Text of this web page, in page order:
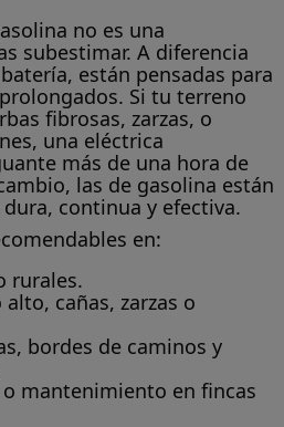
no es una
subestimar. A diferencia
están pensadas para
Si tu terreno
fibrosas, zarzas, o
una eléctrica
más de una hora de
las de gasolina están
continua y efectiva.
en:
rurales.
cañas, zarzas o
bordes de caminos y
mantenimiento en fincas